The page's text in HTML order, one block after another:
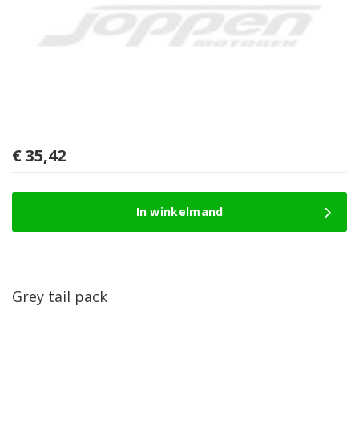
€35,42
In winkelmand
Grey tail pack